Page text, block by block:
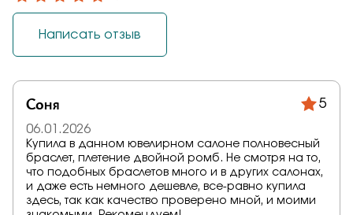
Соня 5
06.01.2026
Купила в данном ювелирном салоне полновесный
браслет, плетение двойной ромб. Не смотря на то,
что подобных браслетов много и в других салонах,
и даже есть немного дешевле, все-равно купила
здесь, так как качество проверено мной, и моими
Написать отзыв